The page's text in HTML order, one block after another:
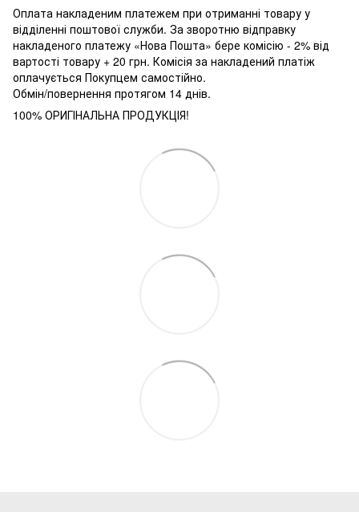
Оплата накладеним платежем при отриманні товару у
відділенні поштової служби. За зворотню відправку
накладеного платежу «Нова Пошта» бере комісію - 2% від
вартості товару + 20 грн. Комісія за накладений платіж
оплачується Покупцем самостійно.
Обмін/повернення протягом 14 днів.
100% ОРИГІНАЛЬНА ПРОДУКЦІЯ!